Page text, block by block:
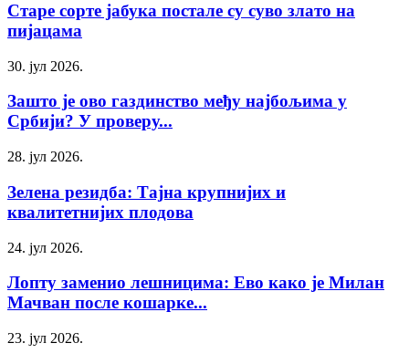
Старе сорте јабука постале су суво злато на
пијацама
30. јул 2026.
Зашто је ово газдинство међу најбољима у
Србији? У проверу...
28. јул 2026.
Зелена резидба: Тајна крупнијих и
квалитетнијих плодова
24. јул 2026.
Лопту заменио лешницима: Ево како је Милан
Мачван после кошарке...
23. јул 2026.